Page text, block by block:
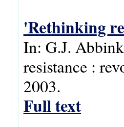
'Rethinking
In: G.J.
resistance :
2003.
Full text